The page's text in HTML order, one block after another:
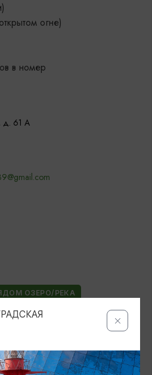
огне)
в номер
д. 61 А
ОЗЕРО/РЕКА
OSTROVOK.RU